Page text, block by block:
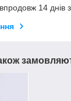
14 днів